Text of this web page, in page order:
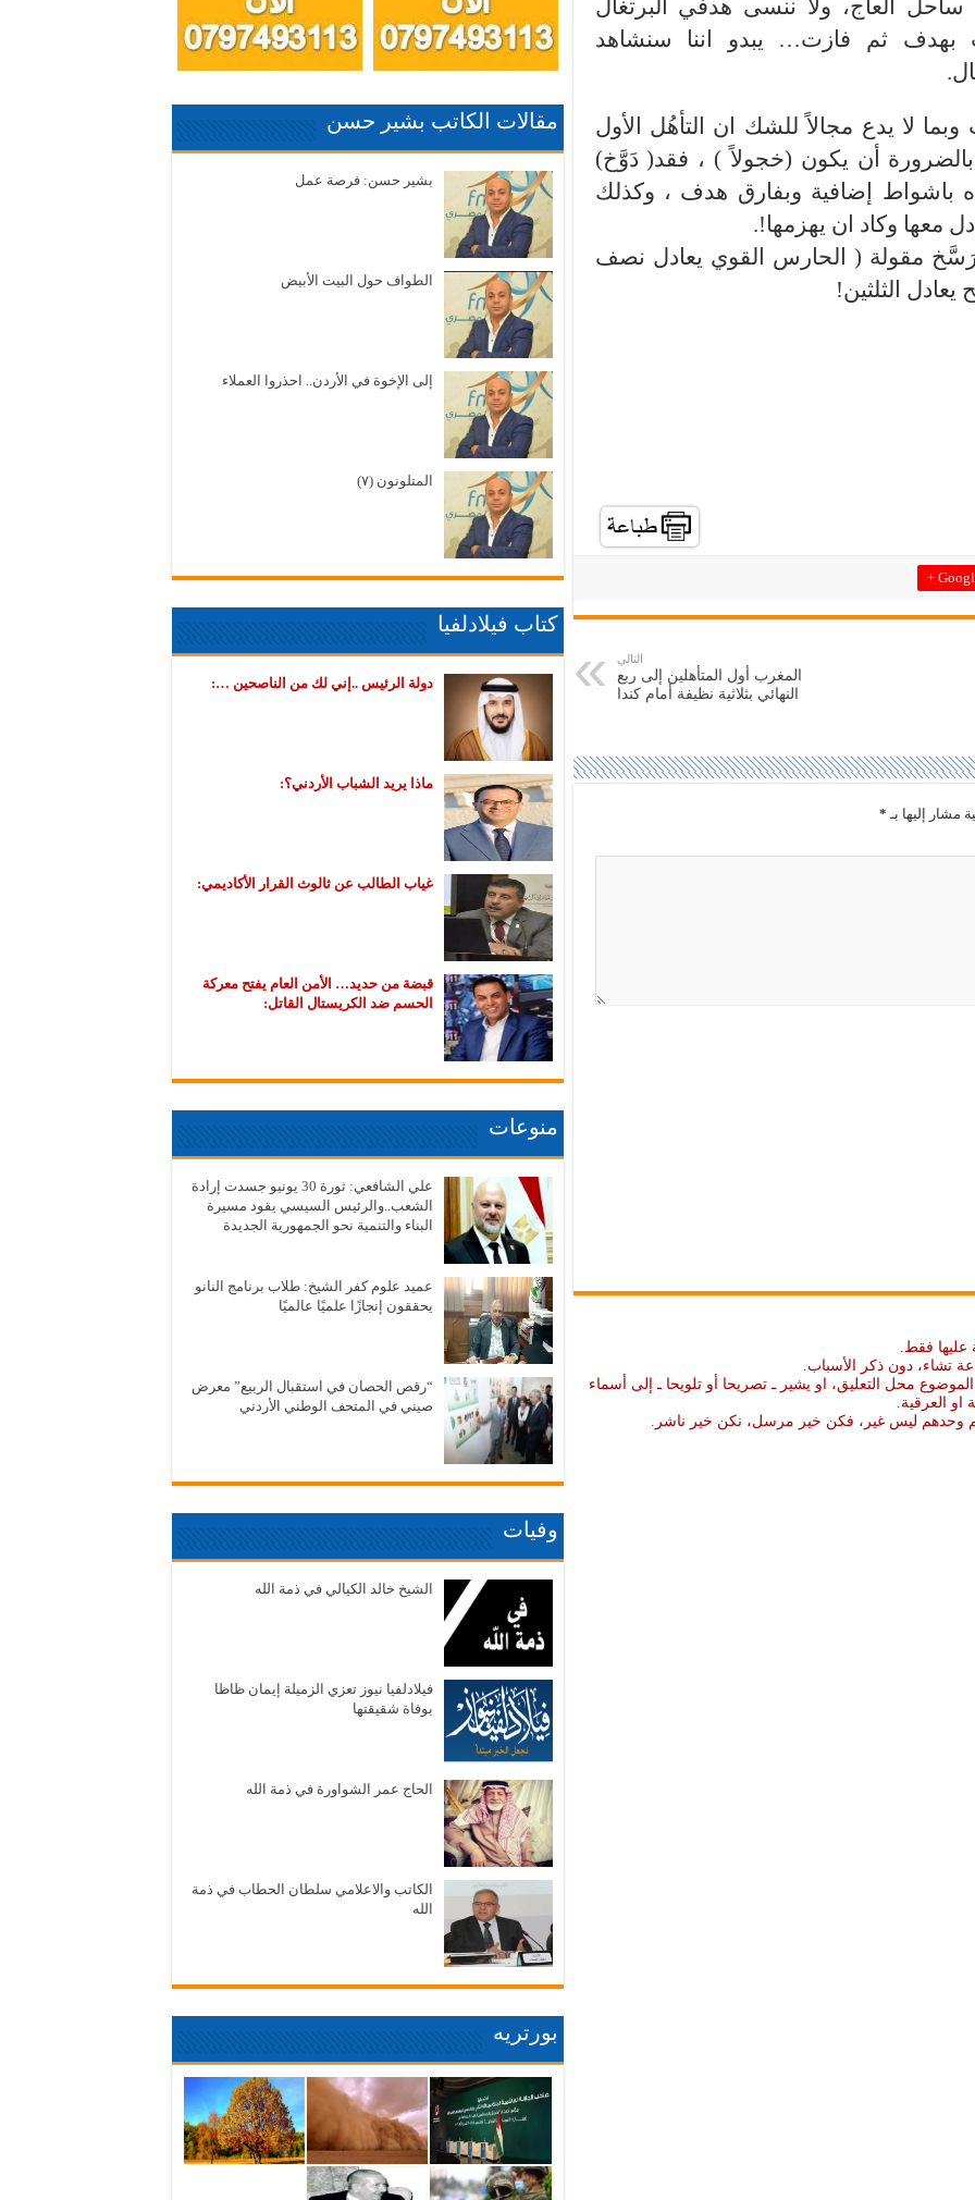
ساحل العاج، ولا ننسى هدفي البرتغال
بهدف ثم فازت… يبدو اننا سنشاهد
لا يدع مجالاً للشك ان التأهُل الأول
أن يكون (خجولاً ) ، فقد( دَوَّخ)
باشواط إضافية وبفارق هدف ، وكذلك
معها وكاد ان يهزمها!.
مقولة ( الحارس القوي يعادل نصف
الثلثين!
Google
التالي
المغرب أول المتأهلين إلى ربع
النهائي بثلاثية نظيفة أمام كندا
مشار إليها بـ *
عليها فقط.
تشاء، دون ذكر الأسباب.
محل التعليق، او يشير ـ تصريحا أو تلويحا ـ إلى أسماء
او العرقية.
وحدهم ليس غير، فكن خير مرسل، نكن خير ناشر.
مقالات الكاتب بشير حسن
بشير حسن: فرصة عمل
الطواف حول البيت الأبيض
إلى الإخوة في الأردن.. احذروا العملاء
المتلونون (٧)
كتاب فيلادلفيا
دولة الرئيس ..إني لك من الناصحين …:
ماذا يريد الشباب الأردني؟:
غياب الطالب عن ثالوث القرار الأكاديمي:
قبضة من حديد… الأمن العام يفتح معركة
الحسم ضد الكريستال القاتل:
منوعات
علي الشافعي: ثورة 30 يونيو جسدت إرادة
الشعب..والرئيس السيسي يقود مسيرة
البناء والتنمية نحو الجمهورية الجديدة
عميد علوم كفر الشيخ: طلاب برنامج النانو
يحققون إنجازًا علميًا عالميًا
“رقص الحصان في استقبال الربيع” معرض
صيني في المتحف الوطني الأردني
وفيات
الشيخ خالد الكيالي في ذمة الله
فيلادلفيا نيوز تعزي الزميلة إيمان ظاظا
بوفاة شقيقتها
الحاج عمر الشواورة في ذمة الله
الكاتب والاعلامي سلطان الحطاب في ذمة
الله
بورتريه